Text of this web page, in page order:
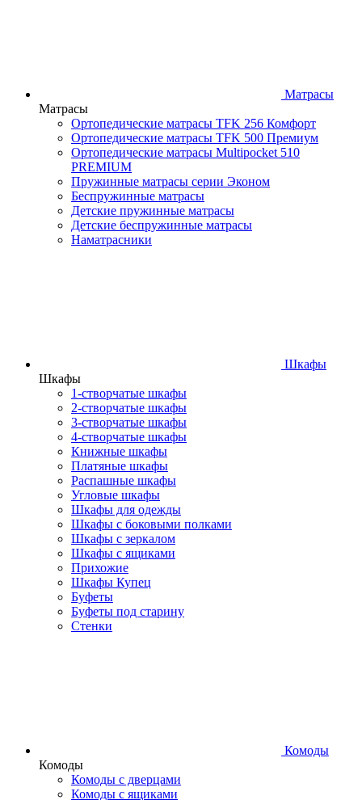
Матрасы
Матрасы
Ортопедические матрасы TFK 256 Комфорт
Ортопедические матрасы TFK 500 Премиум
Ортопедические матрасы Multipocket 510
PREMIUM
Пружинные матрасы серии Эконом
Беспружинные матрасы
Детские пружинные матрасы
Детские беспружинные матрасы
Наматрасники
Шкафы
Шкафы
1-створчатые шкафы
2-створчатые шкафы
3-створчатые шкафы
4-створчатые шкафы
Книжные шкафы
Платяные шкафы
Распашные шкафы
Угловые шкафы
Шкафы для одежды
Шкафы с боковыми полками
Шкафы с зеркалом
Шкафы с ящиками
Прихожие
Шкафы Купец
Буфеты
Буфеты под старину
Стенки
Комоды
Комоды
Комоды с дверцами
Комоды с ящиками